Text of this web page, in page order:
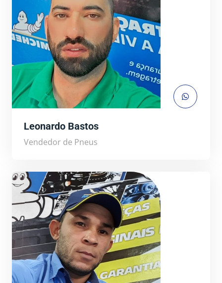
Leonardo Bastos
Vendedor de Pneus